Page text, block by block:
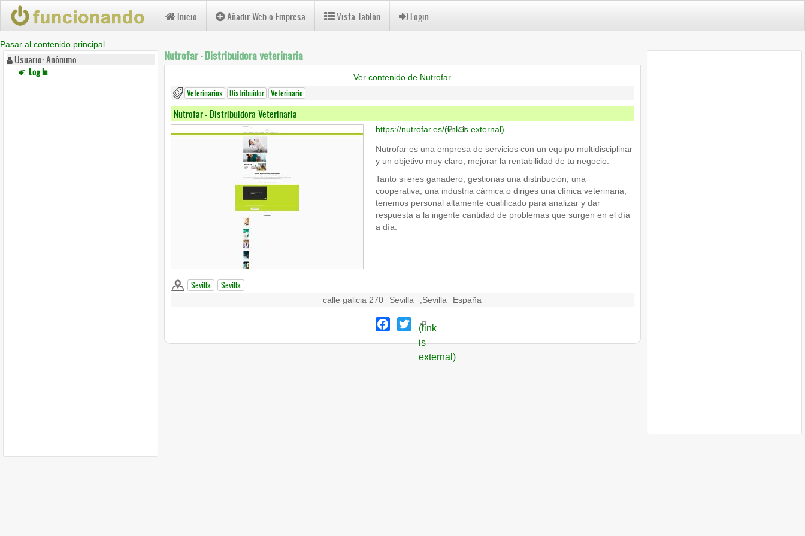
Pasar al contenido principal
Inicio Añadir Web o Empresa Vista Tablón Login
Usuario: Anónimo
Log In
Nutrofar - Distribuidora veterinaria
Ver contenido de Nutrofar
Veterinarios Distribuidor Veterinario
Nutrofar - Distribuidora Veterinaria
https://nutrofar.es/(link is external)
Nutrofar es una empresa de servicios con un equipo multidisciplinar
y un objetivo muy claro, mejorar la rentabilidad de tu negocio.
Tanto si eres ganadero, gestionas una distribución, una
cooperativa, una industria cárnica o diriges una clínica veterinaria,
tenemos personal altamente cualificado para analizar y dar
respuesta a la ingente cantidad de problemas que surgen en el día
a día.
Sevilla Sevilla
calle galicia 270 Sevilla Sevilla España
Facebook
Twitter
(link
is
external)